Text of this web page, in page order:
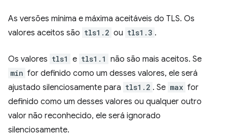
As versões mínima e máxima aceitáveis do TLS. Os
valores aceitos são tls1.2 ou tls1.3 .
Os valores tls1 e tls1.1 não são mais aceitos. Se
min for definido como um desses valores, ele será
ajustado silenciosamente para tls1.2 . Se max for
definido como um desses valores ou qualquer outro
valor não reconhecido, ele será ignorado
silenciosamente.